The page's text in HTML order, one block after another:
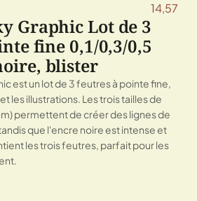
14,57
Graphic Lot de 3
fine 0,1/0,3/0,5
blister
est un lot de 3 feutres à pointe fine,
les illustrations. Les trois tailles de
permettent de créer des lignes de
que l'encre noire est intense et
les trois feutres, parfait pour les